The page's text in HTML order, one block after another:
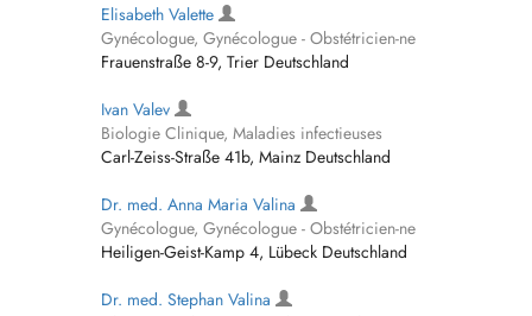
Elisabeth Valette
Gynécologue, Gynécologue - Obstétricien-ne
Frauenstraße 8-9, Trier Deutschland
Ivan Valev
Biologie Clinique, Maladies infectieuses
Carl-Zeiss-Straße 41b, Mainz Deutschland
Dr. med. Anna Maria Valina
Gynécologue, Gynécologue - Obstétricien-ne
Heiligen-Geist-Kamp 4, Lübeck Deutschland
Dr. med. Stephan Valina